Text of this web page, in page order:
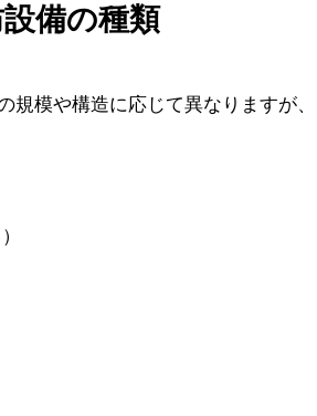
備の種類
模や構造に応じて異なりますが、